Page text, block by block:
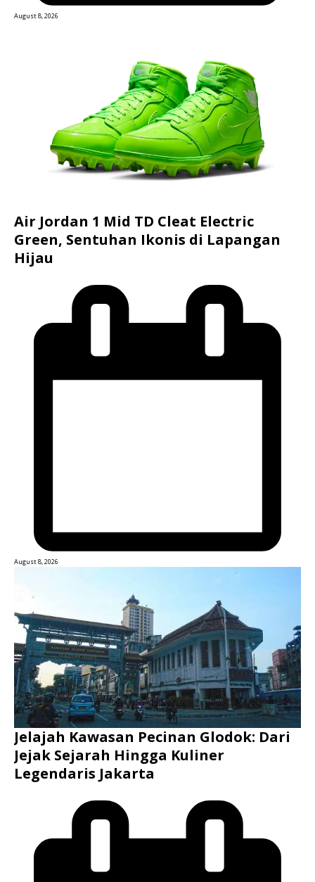
August 8, 2026
Air Jordan 1 Mid TD Cleat Electric
Green, Sentuhan Ikonis di Lapangan
Hijau
August 8, 2026
Jelajah Kawasan Pecinan Glodok: Dari
Jejak Sejarah Hingga Kuliner
Legendaris Jakarta